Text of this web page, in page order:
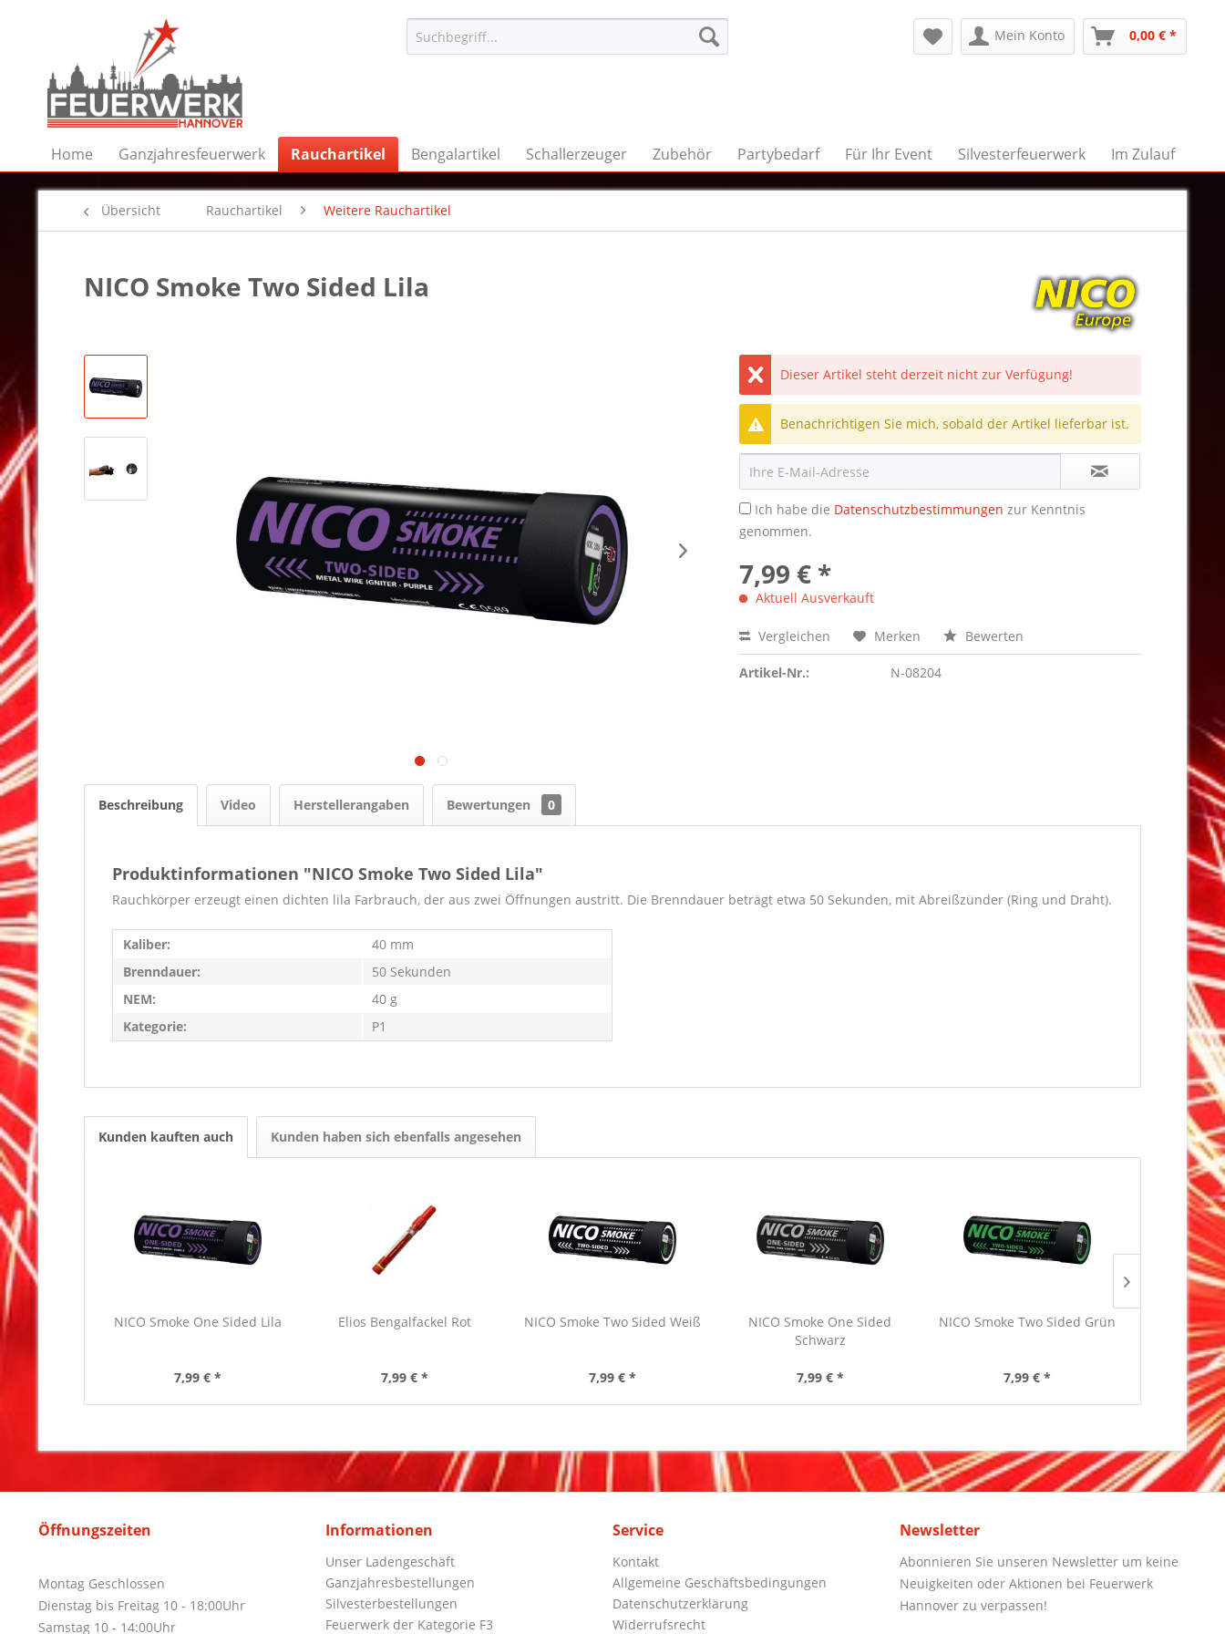
Mein Konto 0,00 € *
Home Ganzjahresfeuerwerk Rauchartikel Bengalartikel Schallerzeuger Zubehör Partybedarf Für Ihr Event Silvesterfeuerwerk Im Zulauf
Übersicht Rauchartikel Weitere Rauchartikel
NICO Smoke Two Sided Lila
Dieser Artikel steht derzeit nicht zur Verfügung!
Benachrichtigen Sie mich, sobald der Artikel lieferbar ist.
Ich habe die Datenschutzbestimmungen zur Kenntnis
genommen.
7,99 € *
Aktuell Ausverkauft
Vergleichen Merken Bewerten
Artikel-Nr.: N-08204
Beschreibung Video Herstellerangaben Bewertungen 0
Produktinformationen "NICO Smoke Two Sided Lila"
Rauchkörper erzeugt einen dichten lila Farbrauch, der aus zwei Öffnungen austritt. Die Brenndauer beträgt etwa 50 Sekunden, mit Abreißzünder (Ring und Draht).
Kaliber:
40 mm
Brenndauer:
50 Sekunden
NEM:
40 g
Kategorie:
P1
Kunden kauften auch Kunden haben sich ebenfalls angesehen
NICO Smoke One Sided Lila
7,99 € *
Elios Bengalfackel Rot
7,99 € *
NICO Smoke Two Sided Weiß
7,99 € *
NICO Smoke One Sided
Schwarz
7,99 € *
NICO Smoke Two Sided Grün
7,99 € *
NICO
Öffnungszeiten
Montag Geschlossen
Dienstag bis Freitag 10 - 18:00Uhr
Samstag 10 - 14:00Uhr
Informationen
Unser Ladengeschäft
Ganzjahresbestellungen
Silvesterbestellungen
Feuerwerk der Kategorie F3
Service
Kontakt
Allgemeine Geschäftsbedingungen
Datenschutzerklärung
Widerrufsrecht
Newsletter
Abonnieren Sie unseren Newsletter um keine
Neuigkeiten oder Aktionen bei Feuerwerk
Hannover zu verpassen!